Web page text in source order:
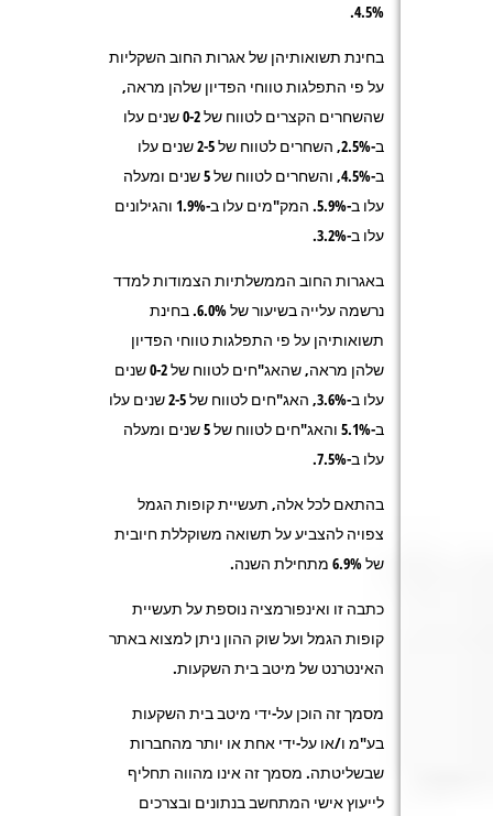
4.5%.
בחינת תשואותיהן של אגרות החוב השקליות
על פי התפלגות טווחי הפדיון שלהן מראה,
שהשחרים הקצרים לטווח של 0-2 שנים עלו
ב-2.5%, השחרים לטווח של 2-5 שנים עלו
ב-4.5%, והשחרים לטווח של 5 שנים ומעלה
עלו ב-5.9%. המק"מים עלו ב-1.9% והגילונים
עלו ב-3.2%.
באגרות החוב הממשלתיות הצמודות למדד
נרשמה עלייה בשיעור של 6.0%. בחינת
תשואותיהן על פי התפלגות טווחי הפדיון
שלהן מראה, שהאג"חים לטווח של 0-2 שנים
עלו ב-3.6%, האג"חים לטווח של 2-5 שנים עלו
ב-5.1% והאג"חים לטווח של 5 שנים ומעלה
עלו ב-7.5%.
בהתאם לכל אלה, תעשיית קופות הגמל
צפויה להצביע על תשואה משוקללת חיובית
של 6.9% מתחילת השנה.
כתבה זו ואינפורמציה נוספת על תעשיית
קופות הגמל ועל שוק ההון ניתן למצוא באתר
האינטרנט של מיטב בית השקעות.
מסמך זה הוכן על-ידי מיטב בית השקעות
בע"מ ו/או על-ידי אחת או יותר מהחברות
שבשליטתה. מסמך זה אינו מהווה תחליף
לייעוץ אישי המתחשב בנתונים ובצרכים